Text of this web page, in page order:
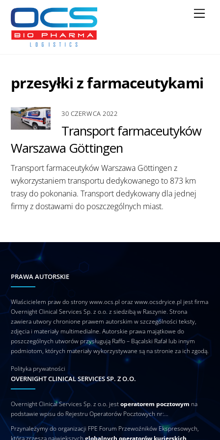
Skip
content
przesyłki z farmaceutykami
30 CZERWCA 2022
Transport farmaceutyków
Warszawa Göttingen
Transport farmaceutyków Warszawa Göttingen z
wykorzystaniem transportu dedykowanego to 873 km
trasy do pokonania. Transport dedykowany dla jednej
firmy z dostawami do poszczególnych miast.
PRAWA AUTORSKIE
Właścicielem praw do strony www.ocs.pl oraz www.ocsdryice.pl jest firma
Overnight Clinical Services Sp. z o.o. z siedzibą w Raszynie. Strona
zawiera utwory chronione prawem autorskim w szczególności teksty,
zdjęcia i materiały multimedialne. Autorskie prawa majątkowe do
poszczególnych utworów przysługują Raffo – Bącalski Rafał lub innym
podmiotom, których materiały wykorzystywane są na stronie za ich zgodą.
Polityka prywatności
OVERNIGHT CLINICAL SERVICES SP. Z O.O.
Overnight Clinical Services Sp. z o.o. jestoperatorem pocztowym na
podstawie wpisu do Rejestru Operatorów Pocztowych nr:…
Przynależymy do organizacji FPE Forum Przewoźników Ekspresowych,
która zrzesza największychglobalnych operatorów kurierskich